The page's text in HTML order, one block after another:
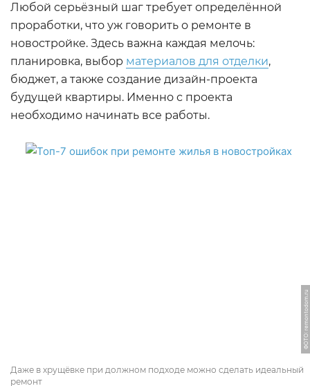
Любой серьёзный шаг требует определённой
проработки, что уж говорить о ремонте в
новостройке. Здесь важна каждая мелочь:
планировка, выбор материалов для отделки,
бюджет, а также создание дизайн-проекта
будущей квартиры. Именно с проекта
необходимо начинать все работы.
ФОТО: remontodom.ru
Даже в хрущёвке при должном подходе можно сделать идеальный
ремонт